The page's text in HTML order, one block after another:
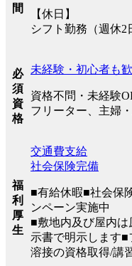
間
【休日】
シフト勤務（週休2
必
須
資
格
未経験・初心者も
資格不問・未経験
フリーター、主婦
福
利
厚
生
交通費支給
社会保険完備
■有給休暇■社会保
ンペーン実施中
■敷地内及び屋内
示書で明示します■
溶接の資格取得/講